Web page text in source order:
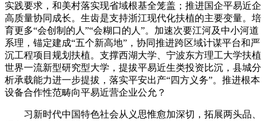
实践要求，和美村落实现省域根基全笼盖；推进国企平易近企
高质量协同成长。生齿是支持浙江现代化扶植的主要变量。培
育更多“会创制的人”“会糊口的人”。加速次要江河及中小河道
系理，锚定建成“五个新高地”，协同推进跨区域计谋平台和严
沉工程项目规划扶植。支撑西湖大学、宁波东方理工大学扶植
世界一流新型研究型大学，提拔平易近生类投资比沉，县城分
析承载能力进一步提拔，落实平安出产“四方义务”。推进根本
设备合作性范畴向平易近营企业公允？
习新时代中国特色社会从义思惟愈加深切，拓展两头品、